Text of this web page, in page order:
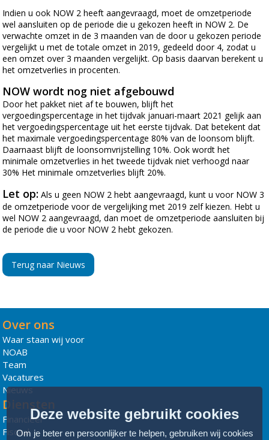
Indien u ook NOW 2 heeft aangevraagd, moet de omzetperiode
wel aansluiten op de periode die u gekozen heeft in NOW 2. De
verwachte omzet in de 3 maanden van de door u gekozen periode
vergelijkt u met de totale omzet in 2019, gedeeld door 4, zodat u
een omzet over 3 maanden vergelijkt. Op basis daarvan berekent u
het omzetverlies in procenten.
NOW wordt nog niet afgebouwd
Door het pakket niet af te bouwen, blijft het
vergoedingspercentage in het tijdvak januari-maart 2021 gelijk aan
het vergoedingspercentage uit het eerste tijdvak. Dat betekent dat
het maximale vergoedingspercentage 80% van de loonsom blijft.
Daarnaast blijft de loonsomvrijstelling 10%. Ook wordt het
minimale omzetverlies in het tweede tijdvak niet verhoogd naar
30% Het minimale omzetverlies blijft 20%.
Let op: Als u geen NOW 2 hebt aangevraagd, kunt u voor NOW 3
de omzetperiode voor de vergelijking met 2019 zelf kiezen. Hebt u
wel NOW 2 aangevraagd, dan moet de omzetperiode aansluiten bij
de periode die u voor NOW 2 hebt gekozen.
Terug naar Nieuws
Over ons
Waar staan wij voor
NOAB
Team
Vacatures
Nieuws
Diensten
Financieel
Fiscaal
Deze website gebruikt cookies
Om je beter en persoonlijker te helpen, gebruiken wij cookies